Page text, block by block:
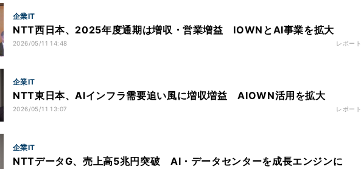
企業IT
NTT西日本、2025年度通期は増収・営業増益 IOWNとAI事業を拡大
2026/05/11 14:48 レポート
企業IT
NTT東日本、AIインフラ需要追い風に増収増益 AIOWN活用を拡大
2026/05/11 13:07 レポート
企業IT
NTTデータG、売上高5兆円突破 AI・データセンターを成長エンジンに